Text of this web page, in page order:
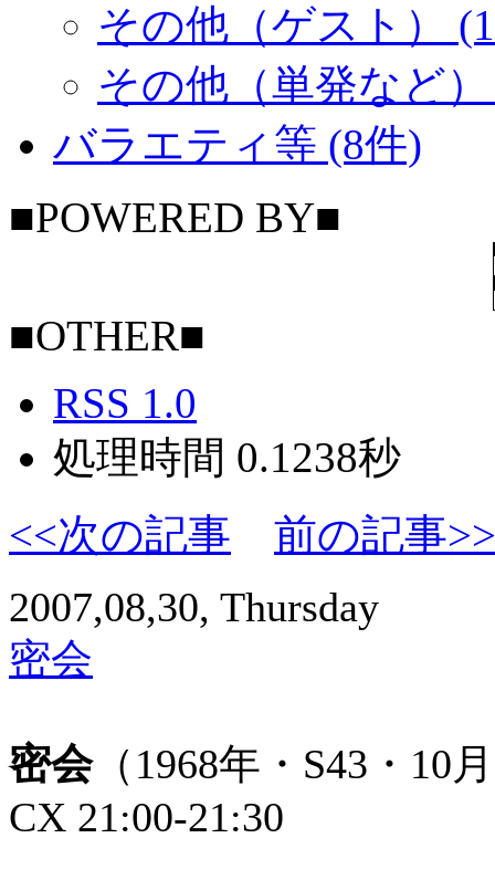
その他（ゲスト）
その他（単発など
バラエティ等 (8件)
■POWERED BY■
■OTHER■
RSS 1.0
処理時間 0.1238秒
<<次の記事
前の記事>>
2007,08,30, Thursday
密会
密会（1968年・S43・10
CX 21:00-21:30